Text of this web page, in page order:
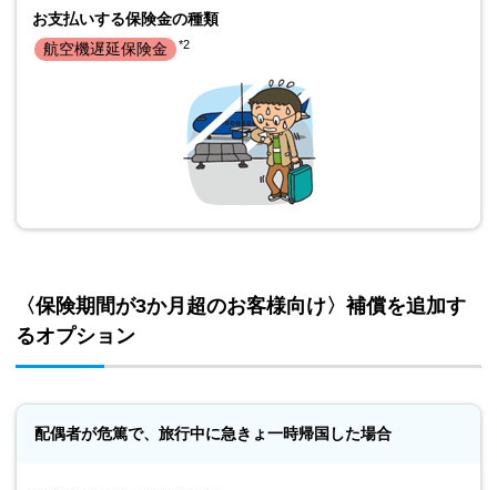
お支払いする保険金の種類
航空機遅延保険金
*2
〈保険期間が3か月超のお客様向け〉補償を追加す
るオプション
配偶者が危篤で、旅行中に急きょ一時帰国した場合